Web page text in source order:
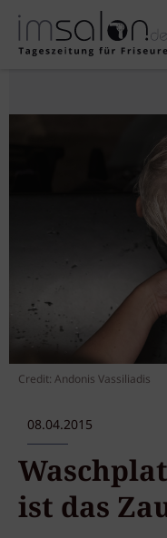
Credit: Andonis Vassiliadis
08.04.2015
ist das